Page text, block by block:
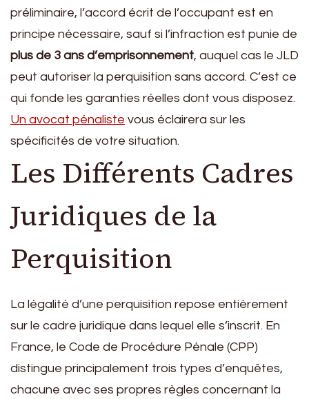
préliminaire, l’accord écrit de l’occupant est en
principe nécessaire, sauf si l’infraction est punie de
plus de 3 ans d’emprisonnement, auquel cas le JLD
peut autoriser la perquisition sans accord. C’est ce
qui fonde les garanties réelles dont vous disposez.
Un avocat pénaliste vous éclairera sur les
spécificités de votre situation.
Les Différents Cadres
Juridiques de la
Perquisition
La légalité d’une perquisition repose entièrement
sur le cadre juridique dans lequel elle s’inscrit. En
France, le Code de Procédure Pénale (CPP)
distingue principalement trois types d’enquêtes,
chacune avec ses propres règles concernant la